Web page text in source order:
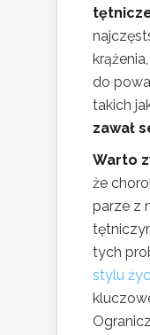
do
takich
zawał
Warto
że
parze z
tych
stylu